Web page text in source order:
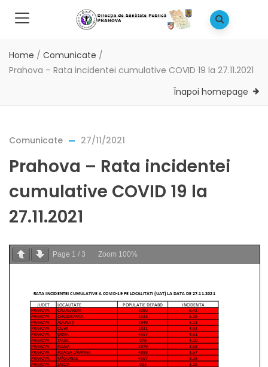
Home / Comunicate /
Prahova – Rata incidentei cumulative COVID 19 la 27.11.2021
Înapoi homepage
Comunicate 27/11/2021
Prahova – Rata incidentei
cumulative COVID 19 la
27.11.2021
Page 1 / 3 Zoom 100%